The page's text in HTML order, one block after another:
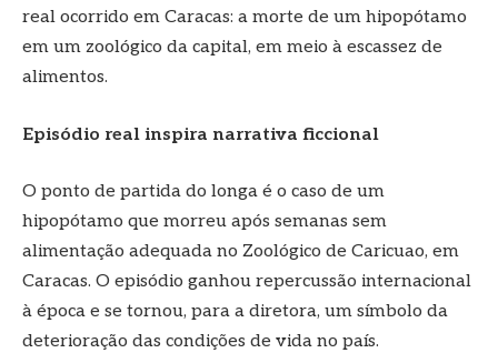
real ocorrido em Caracas: a morte de um hipopótamo
em um zoológico da capital, em meio à escassez de
alimentos.
Episódio real inspira narrativa ficcional
O ponto de partida do longa é o caso de um
hipopótamo que morreu após semanas sem
alimentação adequada no Zoológico de Caricuao, em
Caracas. O episódio ganhou repercussão internacional
à época e se tornou, para a diretora, um símbolo da
deterioração das condições de vida no país.